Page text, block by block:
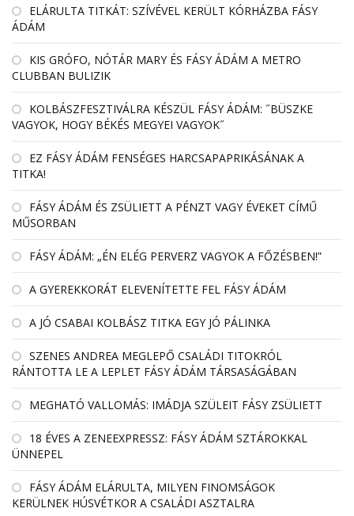
EL­ÁRULTA TIT­KÁT: SZÍ­VÉ­VEL KE­RÜLT KÓR­HÁZBA FÁSY
ÁDÁM
KIS GRÓFO, NÓTÁR MARY ÉS FÁSY ÁDÁM A METRO
CLUBBAN BULIZIK
KOLBÁSZFESZTIVÁLRA KÉSZÜL FÁSY ÁDÁM: ˝BÜSZKE
VAGYOK, HOGY BÉKÉS MEGYEI VAGYOK˝
EZ FÁSY ÁDÁM FENSÉGES HARCSAPAPRIKÁSÁNAK A
TITKA!
FÁSY ÁDÁM ÉS ZSÜLIETT A PÉNZT VAGY ÉVEKET CÍMŰ
MŰSORBAN
FÁSY ÁDÁM: „ÉN ELÉG PERVERZ VAGYOK A FŐZÉSBEN!”
A GYEREKKORÁT ELEVENÍTETTE FEL FÁSY ÁDÁM
A JÓ CSABAI KOLBÁSZ TITKA EGY JÓ PÁLINKA
SZENES ANDREA MEGLEPŐ CSALÁDI TITOKRÓL
RÁNTOTTA LE A LEPLET FÁSY ÁDÁM TÁRSASÁGÁBAN
MEGHATÓ VALLOMÁS: IMÁDJA SZÜLEIT FÁSY ZSÜLIETT
18 ÉVES A ZENEEXPRESSZ: FÁSY ÁDÁM SZTÁROKKAL
ÜNNEPEL
FÁSY ÁDÁM ELÁRULTA, MILYEN FINOMSÁGOK
KERÜLNEK HÚSVÉTKOR A CSALÁDI ASZTALRA